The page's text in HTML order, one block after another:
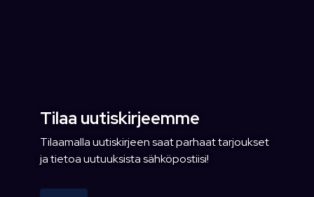
Tilaa uutiskirjeemme
Tilaamalla uutiskirjeen saat parhaat tarjoukset
ja tietoa uutuuksista sähköpostiisi!